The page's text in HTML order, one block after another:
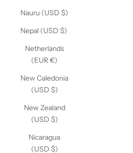
Nauru (USD $)
Nepal (USD $)
Netherlands
(EUR €)
New Caledonia
(USD $)
New Zealand
(USD $)
Nicaragua
(USD $)